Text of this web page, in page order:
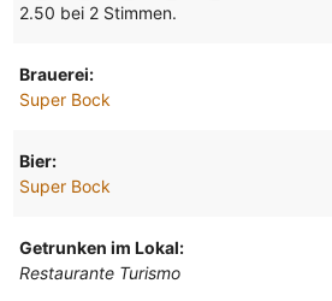
2.50 bei 2 Stimmen.
Brauerei:
Super Bock
Bier:
Super Bock
Getrunken im Lokal:
Restaurante Turismo